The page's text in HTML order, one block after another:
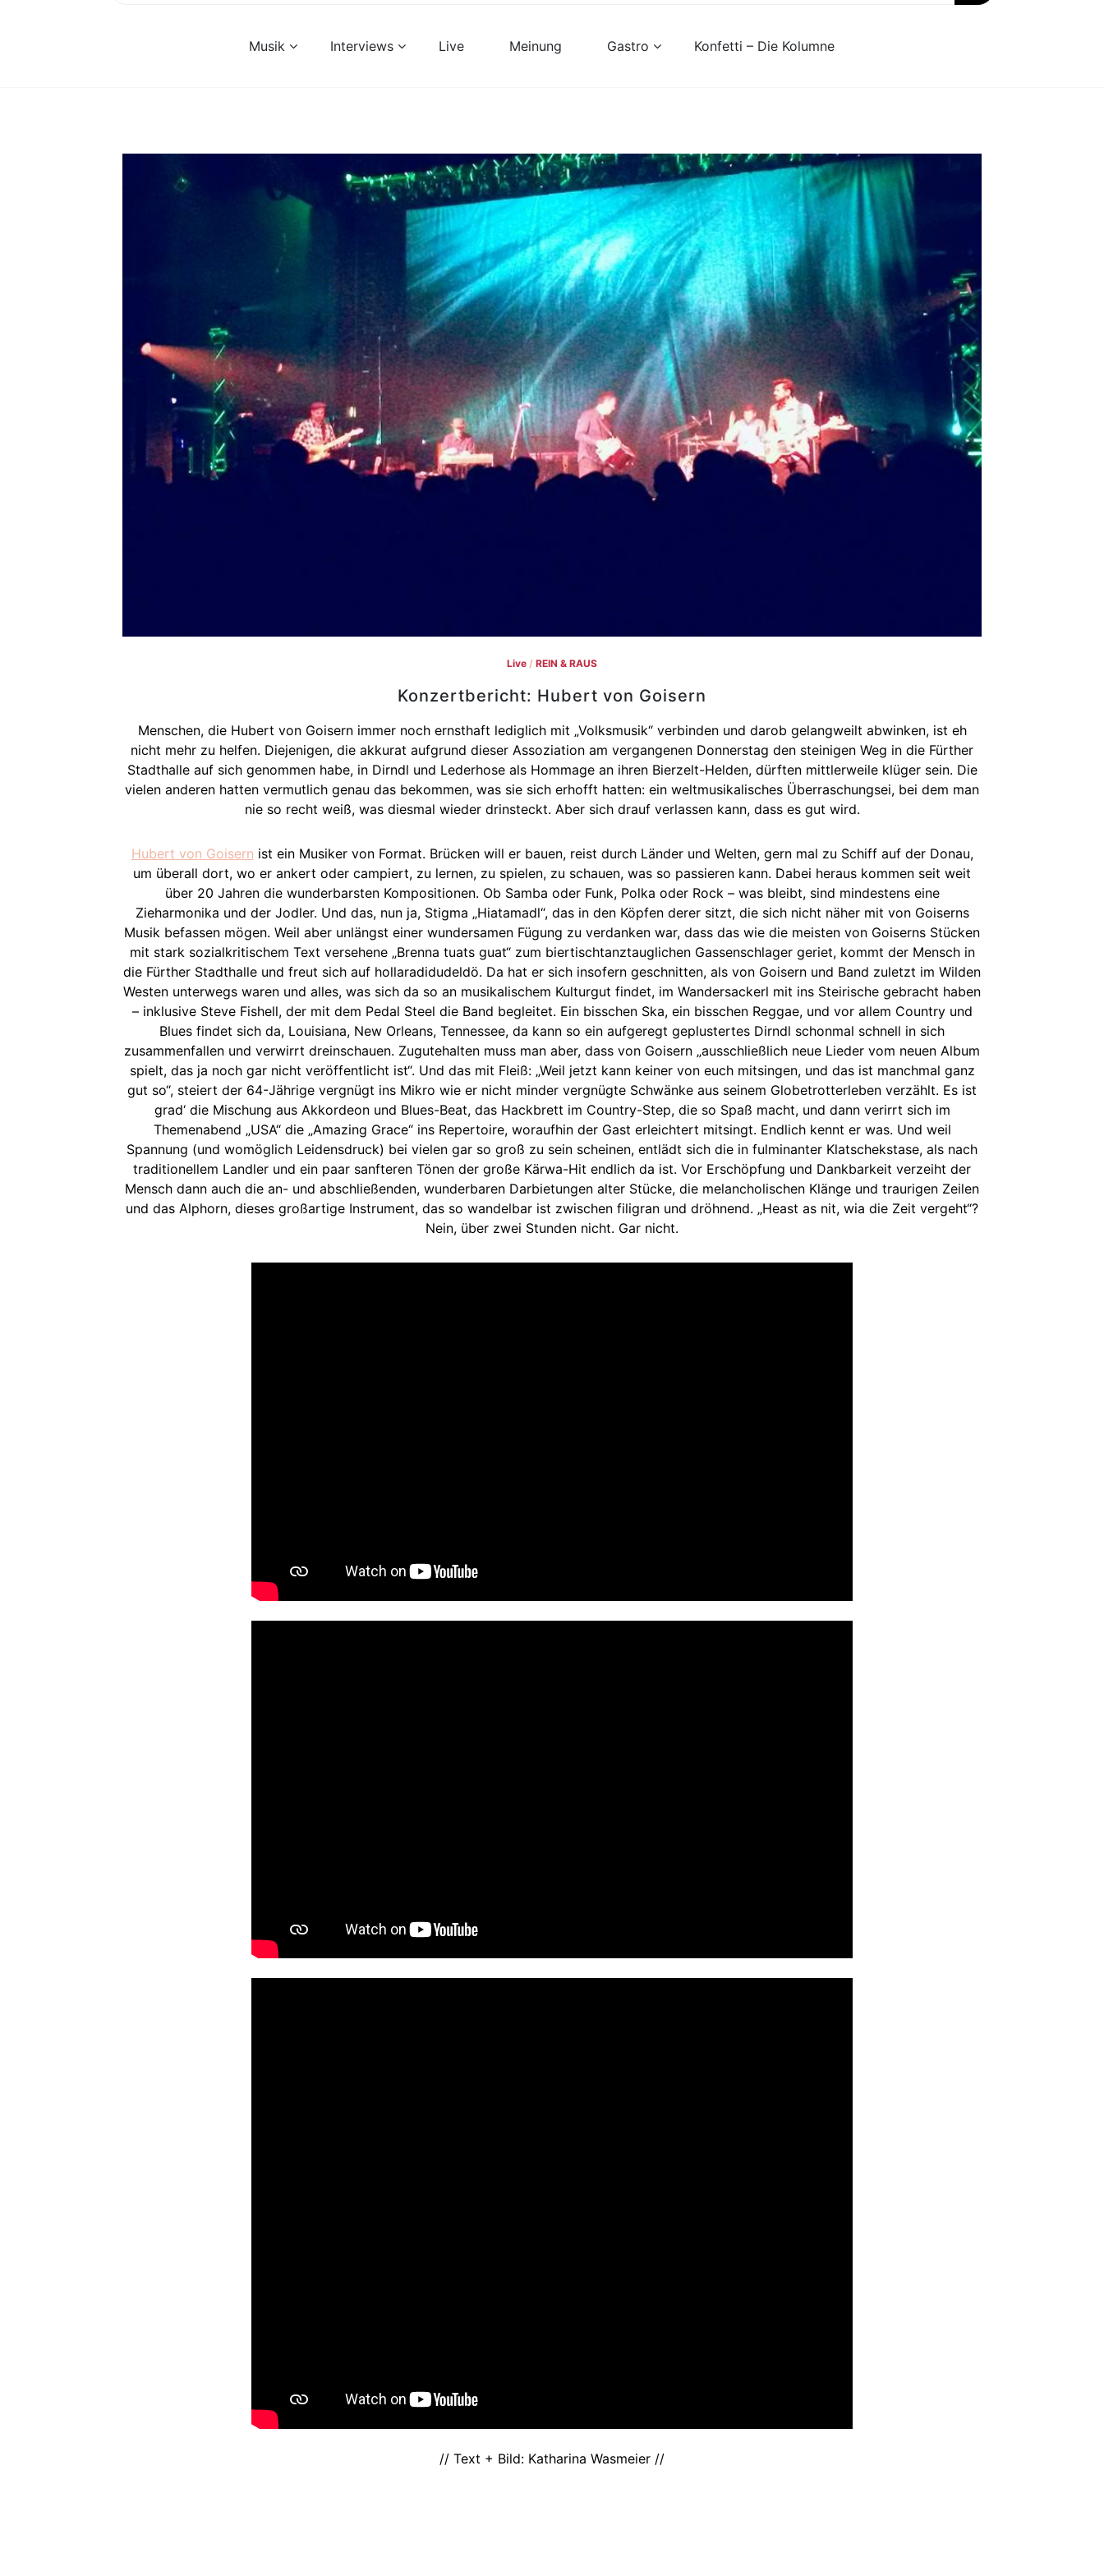
Musik Interviews Live Meinung Gastro Konfetti – Die Kolumne
Live / REIN & RAUS
Konzertbericht: Hubert von Goisern
Menschen, die Hubert von Goisern immer noch ernsthaft lediglich mit „Volksmusik“ verbinden und darob gelangweilt abwinken, ist eh
nicht mehr zu helfen. Diejenigen, die akkurat aufgrund dieser Assoziation am vergangenen Donnerstag den steinigen Weg in die Fürther
Stadthalle auf sich genommen habe, in Dirndl und Lederhose als Hommage an ihren Bierzelt-Helden, dürften mittlerweile klüger sein. Die
vielen anderen hatten vermutlich genau das bekommen, was sie sich erhofft hatten: ein weltmusikalisches Überraschungsei, bei dem man
nie so recht weiß, was diesmal wieder drinsteckt. Aber sich drauf verlassen kann, dass es gut wird.
Hubert von Goisern ist ein Musiker von Format. Brücken will er bauen, reist durch Länder und Welten, gern mal zu Schiff auf der Donau,
um überall dort, wo er ankert oder campiert, zu lernen, zu spielen, zu schauen, was so passieren kann. Dabei heraus kommen seit weit
über 20 Jahren die wunderbarsten Kompositionen. Ob Samba oder Funk, Polka oder Rock – was bleibt, sind mindestens eine
Zieharmonika und der Jodler. Und das, nun ja, Stigma „Hiatamadl“, das in den Köpfen derer sitzt, die sich nicht näher mit von Goiserns
Musik befassen mögen. Weil aber unlängst einer wundersamen Fügung zu verdanken war, dass das wie die meisten von Goiserns Stücken
mit stark sozialkritischem Text versehene „Brenna tuats guat“ zum biertischtanztauglichen Gassenschlager geriet, kommt der Mensch in
die Fürther Stadthalle und freut sich auf hollaradidudeldö. Da hat er sich insofern geschnitten, als von Goisern und Band zuletzt im Wilden
Westen unterwegs waren und alles, was sich da so an musikalischem Kulturgut findet, im Wandersackerl mit ins Steirische gebracht haben
– inklusive Steve Fishell, der mit dem Pedal Steel die Band begleitet. Ein bisschen Ska, ein bisschen Reggae, und vor allem Country und
Blues findet sich da, Louisiana, New Orleans, Tennessee, da kann so ein aufgeregt geplustertes Dirndl schonmal schnell in sich
zusammenfallen und verwirrt dreinschauen. Zugutehalten muss man aber, dass von Goisern „ausschließlich neue Lieder vom neuen Album
spielt, das ja noch gar nicht veröffentlicht ist“. Und das mit Fleiß: „Weil jetzt kann keiner von euch mitsingen, und das ist manchmal ganz
gut so“, steiert der 64-Jährige vergnügt ins Mikro wie er nicht minder vergnügte Schwänke aus seinem Globetrotterleben verzählt. Es ist
grad‘ die Mischung aus Akkordeon und Blues-Beat, das Hackbrett im Country-Step, die so Spaß macht, und dann verirrt sich im
Themenabend „USA“ die „Amazing Grace“ ins Repertoire, woraufhin der Gast erleichtert mitsingt. Endlich kennt er was. Und weil
Spannung (und womöglich Leidensdruck) bei vielen gar so groß zu sein scheinen, entlädt sich die in fulminanter Klatschekstase, als nach
traditionellem Landler und ein paar sanfteren Tönen der große Kärwa-Hit endlich da ist. Vor Erschöpfung und Dankbarkeit verzeiht der
Mensch dann auch die an- und abschließenden, wunderbaren Darbietungen alter Stücke, die melancholischen Klänge und traurigen Zeilen
und das Alphorn, dieses großartige Instrument, das so wandelbar ist zwischen filigran und dröhnend. „Heast as nit, wia die Zeit vergeht“?
Nein, über zwei Stunden nicht. Gar nicht.
// Text + Bild: Katharina Wasmeier //